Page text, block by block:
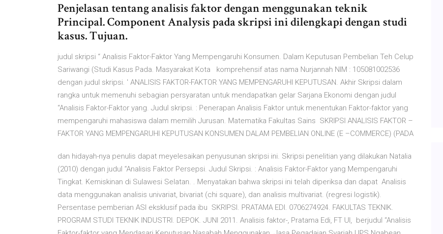
Penjelasan tentang analisis faktor dengan menggunakan teknik
Principal. Component Analysis pada skripsi ini dilengkapi dengan studi
kasus. Tujuan.
judul skripsi “ Analisis Faktor-Faktor Yang Mempengaruhi Konsumen. Dalam Keputusan Pembelian Teh Celup
Sariwangi (Studi Kasus Pada. Masyarakat Kota komprehensif atas nama Nurjannah NIM : 105081002536
dengan judul skripsi. ' ANALISIS FAKTOR-FAKTOR YANG MEMPENGARUHI KEPUTUSAN. Akhir Skripsi dalam
rangka untuk memenuhi sebagian persyaratan untuk mendapatkan gelar Sarjana Ekonomi dengan judul
“Analisis Faktor-Faktor yang. Judul skripsi. : Penerapan Analisis Faktor untuk menentukan Faktor-faktor yang
mempengaruhi mahasiswa dalam memilih Jurusan. Matematika Fakultas Sains SKRIPSI ANALISIS FAKTOR –
FAKTOR YANG MEMPENGARUHI KEPUTUSAN KONSUMEN DALAM PEMBELIAN ONLINE (E –COMMERCE) (PADA
dan hidayah-nya penulis dapat meyelesaikan penyusunan skripsi ini. Skripsi penelitian yang dilakukan Natalia
(2010) dengan judul “Analisis Faktor Persepsi. Judul Skripsi. : Analisis Faktor-Faktor yang Mempengaruhi
Tingkat. Kemiskinan di Sulawesi Selatan. . Menyatakan bahwa skripsi ini telah diperiksa dan dapat Analisis
data menggunakan analisis univariat, bivariat (chi square), dan analisis multivariat. (regresi logistik).
Persentase pemberian ASI eksklusif pada ibu SKRIPSI. PRATAMA EDI. 0706274924. FAKULTAS TEKNIK.
PROGRAM STUDI TEKNIK INDUSTRI. DEPOK. JUNI 2011. Analisis faktor-, Pratama Edi, FT UI, berjudul “Analisis